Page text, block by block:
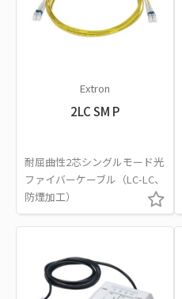
Extron
2LC SM P
耐屈曲性2芯シングルモード光
ファイバーケーブル（LC-LC、
防煙加工）